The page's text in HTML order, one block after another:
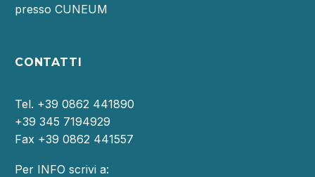
presso CUNEUM
CONTATTI
Tel. +39 0862 441890
+39 345 7194929
Fax +39 0862 441557
Per INFO scrivi a: